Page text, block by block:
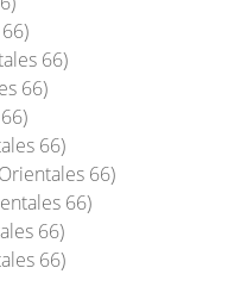
66)
66)
66)
66)
66)
66)
66)